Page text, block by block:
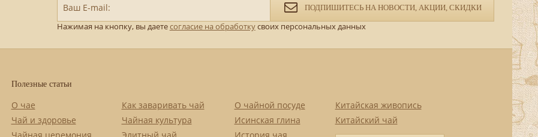
Ваш E-mail: ПОДПИШИТЕСЬ НА НОВОСТИ, АКЦИИ, СКИДКИ
Нажимая на кнопку, вы даетесогласие на обработкусвоих персональных данных
Полезные статьи
О чае
Чай и здоровье
Как заваривать чай
Чайная культура
О чайной посуде
Исинская глина
Китайская живопись
Китайский чай